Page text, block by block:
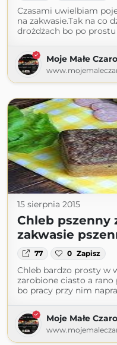
Czasami uwielbiam
na zakwasie.Tak na co
drożdżach bo po prostu
Moje Małe
15 sierpnia 2015
Chleb pszenny
zakwasie
77 0 Zapisz
Chleb bardzo prosty w
zarobione ciasto a
bo pracy przy nim
Moje Małe